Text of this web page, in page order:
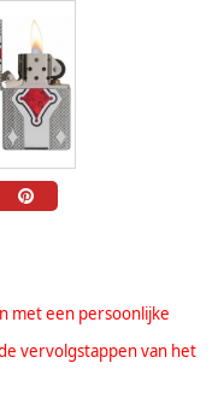
met een persoonlijke
vervolgstappen van het